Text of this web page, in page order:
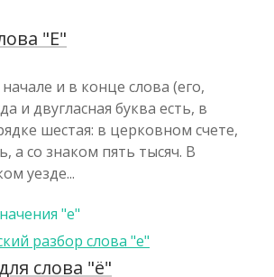
"Е"
начале и в конце слова (его,
и двугласная буква есть, в
шестая: в церковном счете,
а со знаком пять тысяч. В
уезде...
"е"
разбор слова "е"
слова "ё"